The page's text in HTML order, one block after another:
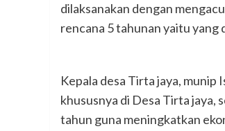
dilaksanakan dengan
rencana 5 tahunan yaitu yang
Kepala desa Tirta jaya, munip
khususnya di Desa Tirta jaya,
tahun guna meningkatkan